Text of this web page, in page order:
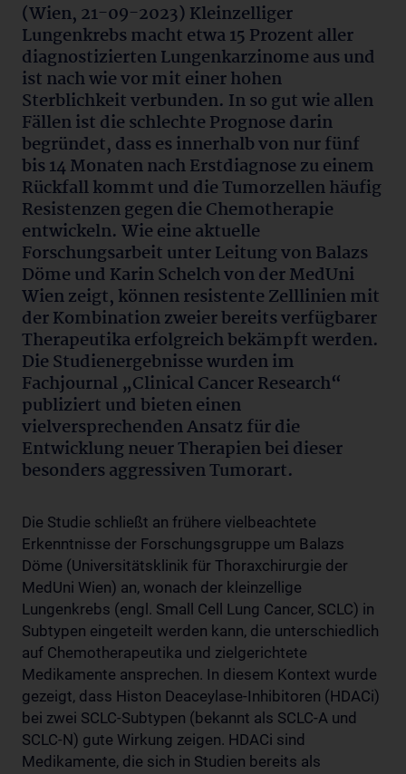
(Wien, 21-09-2023) Kleinzelliger
Lungenkrebs macht etwa 15 Prozent aller
diagnostizierten Lungenkarzinome aus und
ist nach wie vor mit einer hohen
Sterblichkeit verbunden. In so gut wie allen
Fällen ist die schlechte Prognose darin
begründet, dass es innerhalb von nur fünf
bis 14 Monaten nach Erstdiagnose zu einem
Rückfall kommt und die Tumorzellen häufig
Resistenzen gegen die Chemotherapie
entwickeln. Wie eine aktuelle
Forschungsarbeit unter Leitung von Balazs
Döme und Karin Schelch von der MedUni
Wien zeigt, können resistente Zelllinien mit
der Kombination zweier bereits verfügbarer
Therapeutika erfolgreich bekämpft werden.
Die Studienergebnisse wurden im
Fachjournal „Clinical Cancer Research“
publiziert und bieten einen
vielversprechenden Ansatz für die
Entwicklung neuer Therapien bei dieser
besonders aggressiven Tumorart.
Die Studie schließt an frühere vielbeachtete
Erkenntnisse der Forschungsgruppe um Balazs
Döme (Universitätsklinik für Thoraxchirurgie der
MedUni Wien) an, wonach der kleinzellige
Lungenkrebs (engl. Small Cell Lung Cancer, SCLC) in
Subtypen eingeteilt werden kann, die unterschiedlich
auf Chemotherapeutika und zielgerichtete
Medikamente ansprechen. In diesem Kontext wurde
gezeigt, dass Histon Deaceylase-Inhibitoren (HDACi)
bei zwei SCLC-Subtypen (bekannt als SCLC-A und
SCLC-N) gute Wirkung zeigen. HDACi sind
Medikamente, die sich in Studien bereits als